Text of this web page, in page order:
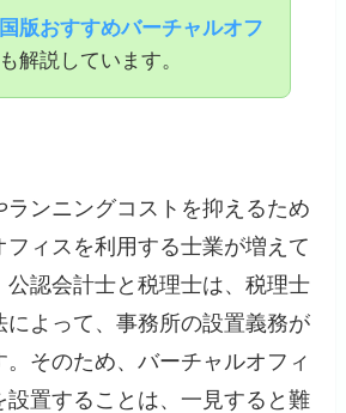
版おすすめバーチャルオフ
も解説しています。
ランニングコストを抑えるため
フィスを利用する士業が増えて
公認会計士と税理士は、税理士
によって、事務所の設置義務が
そのため、バーチャルオフィ
設置することは、一見すると難